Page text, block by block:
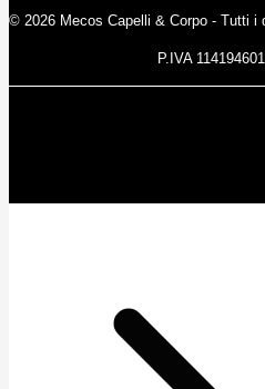
© 2026 Mecos Capelli & Corpo - Tutti i
P.IVA